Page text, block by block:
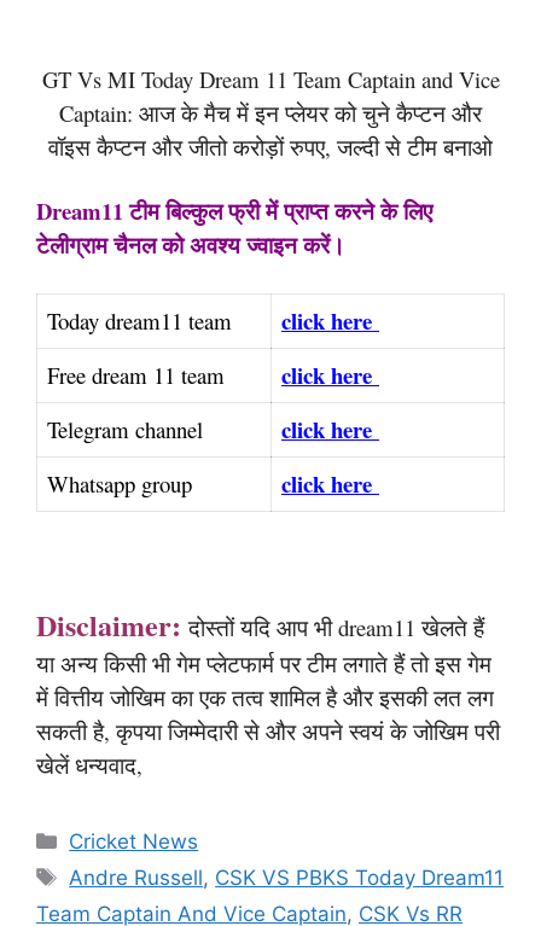
GT Vs MI Today Dream 11 Team Captain and Vice
Captain: आज के मैच में इन प्लेयर को चुने कैप्टन और
वॉइस कैप्टन और जीतो करोड़ों रुपए, जल्दी से टीम बनाओ
Dream11 टीम बिल्कुल फ्री में प्राप्त करने के लिए
टेलीग्राम चैनल को अवश्य ज्वाइन करें।
Today dream11 team click here
Free dream 11 team click here
Telegram channel click here
Whatsapp group click here
Disclaimer: दोस्तों यदि आप भी dream11 खेलते हैं
या अन्य किसी भी गेम प्लेटफार्म पर टीम लगाते हैं तो इस गेम
में वित्तीय जोखिम का एक तत्व शामिल है और इसकी लत लग
सकती है, कृपया जिम्मेदारी से और अपने स्वयं के जोखिम परी
खेलें धन्यवाद,
Categories
Cricket News
Tags
Andre Russell, CSK VS PBKS Today Dream11
Team Captain And Vice Captain, CSK Vs RR